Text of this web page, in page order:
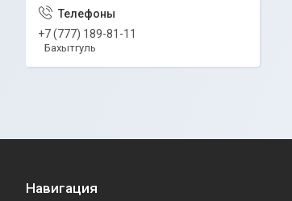
+7 (777) 189-81-11
Бахытгуль
Навигация